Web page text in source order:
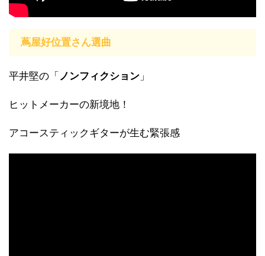
蔦屋好位置さん選曲
平井堅の「 ノンフィクション 」
ヒットメーカーの新境地！
アコースティックギターが生む緊張感